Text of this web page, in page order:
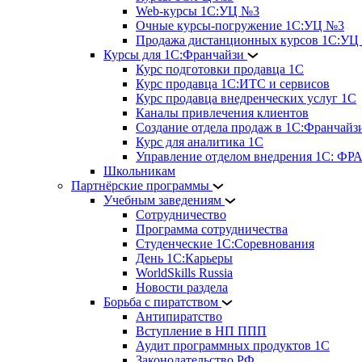
Web-курсы 1С:УЦ №3
Очные курсы-погружение 1С:УЦ №3
Продажа дистанционных курсов
Курсы для 1С:Франчайзи
Курс подготовки продавца 1С
Курс продавца 1С:ИТС и сервисов
Курс продавца внедренческих услуг 1С
Каналы привлечения клиентов
Создание отдела продаж в
Курс для аналитика 1С
Управление отделом внедрения 1С:
Школьникам
Партнёрские программы
Учебным заведениям
Сотрудничество
Программа сотрудничества
Студенческие 1С:Соревнования
День 1С:Карьеры
WorldSkills Russia
Новости раздела
Борьба с пиратством
Антипиратство
Вступление в НП ППП
Аудит программных продуктов 1С